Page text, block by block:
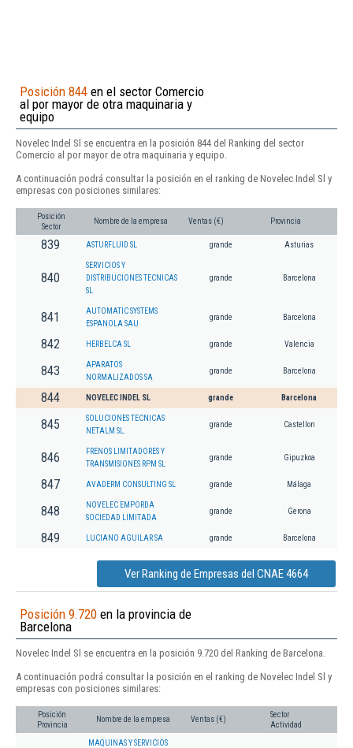
Posición 844 en el sector Comercio
al por mayor de otra maquinaria y
equipo
Novelec Indel Sl se encuentra en la posición 844 del Ranking del sector
Comercio al por mayor de otra maquinaria y equipo.
A continuación podrá consultar la posición en el ranking de Novelec Indel Sl y
empresas con posiciones similares:
Posición
Sector
Nombre de la empresa Ventas (€) Provincia
839 ASTURFLUID SL grande Asturias
840
SERVICIOS Y
DISTRIBUCIONES TECNICAS
SL
grande Barcelona
841
AUTOMATIC SYSTEMS
ESPANOLA SAU
grande Barcelona
842 HERBELCA SL grande Valencia
843
APARATOS
NORMALIZADOS SA
grande Barcelona
844 NOVELEC INDEL SL grande Barcelona
845
SOLUCIONES TECNICAS
NETALM SL.
grande Castellon
846
FRENOS LIMITADORES Y
TRANSMISIONES RPM SL
grande Gipuzkoa
847 AVADERM CONSULTING SL grande Málaga
848
NOVELEC EMPORDA
SOCIEDAD LIMITADA
grande Gerona
849 LUCIANO AGUILAR SA grande Barcelona
Ver Ranking de Empresas del CNAE 4664
Posición 9.720 en la provincia de
Barcelona
Novelec Indel Sl se encuentra en la posición 9.720 del Ranking de Barcelona.
A continuación podrá consultar la posición en el ranking de Novelec Indel Sl y
empresas con posiciones similares:
Posición
Provincia
Nombre de la empresa Ventas (€)
Sector
Actividad
MAQUINAS Y SERVICIOS